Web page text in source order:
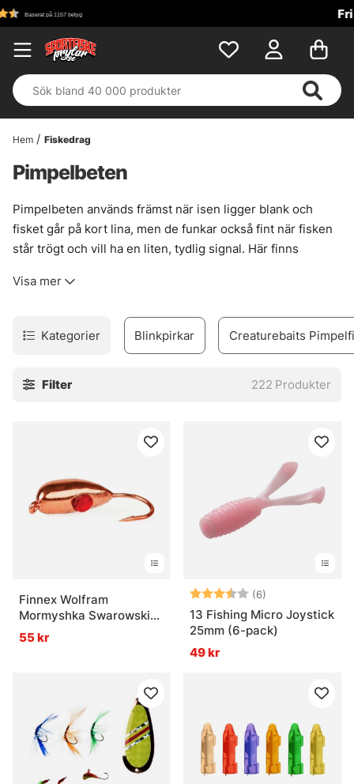
Hem Fiskedrag
Pimpelbeten
Pimpelbeten används främst när isen ligger blank och
fisket går på kort lina, men de funkar också fint när fisken
står trögt och vill ha en liten, tydlig signal. Här finns
modernare skedvarianter. Små verktyg. Stor skillnad.
balanspirk kan ge rätt svängrum över djupkanter, medan
en mormyska ofta lockar när fisken går försiktigt och
vill väcka liv i ett stilla hål, och skedbeten kan ibland göra
» Till fiskedrag
Vad är pimpelbeten?
Vad är en balanspirk?
Vad är en mormyska?
Vad är rödingblänken bra för?
Visa mer
Kategorier Blinkpirkar Creaturebaits
Filter 222 Produkter
Finnex Wolfram
Mormyshka Swarowski
B6
55 kr
Betyg: (6)
13 Fishing Micro Joystick
25mm (6-pack)
49 kr